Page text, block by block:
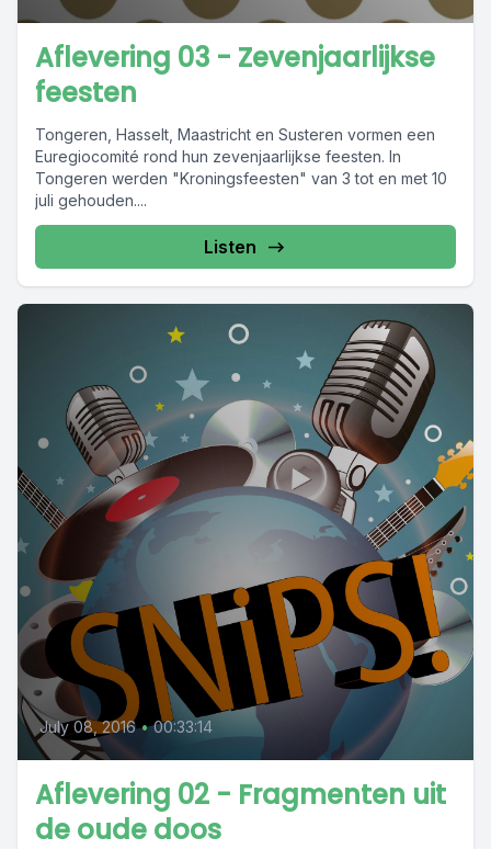
Aflevering 03 - Zevenjaarlijkse
feesten
Tongeren, Hasselt, Maastricht en Susteren vormen een
Euregiocomité rond hun zevenjaarlijkse feesten. In
Tongeren werden "Kroningsfeesten" van 3 tot en met 10
juli gehouden....
Listen
July 08, 2016 • 00:33:14
Aflevering 02 - Fragmenten uit
de oude doos